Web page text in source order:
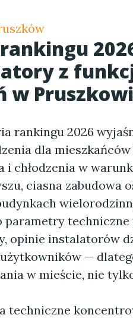
z
w
rankingu 2026
dla
i chłodzenia w
ciasna zabudowa
parametry
opinie instalatorów
—
w mieście, nie
techniczne